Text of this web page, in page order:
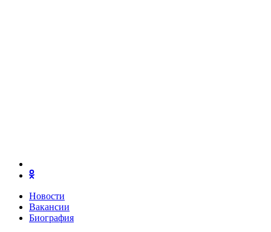
Новости
Вакансии
Биография